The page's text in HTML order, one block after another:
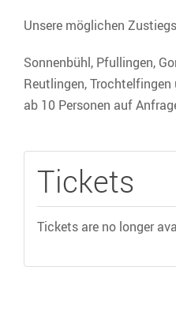
Unsere möglichen
Sonnenbühl, Pfullingen,
Reutlingen,
ab 10 Personen auf
Tickets
Tickets are no longer